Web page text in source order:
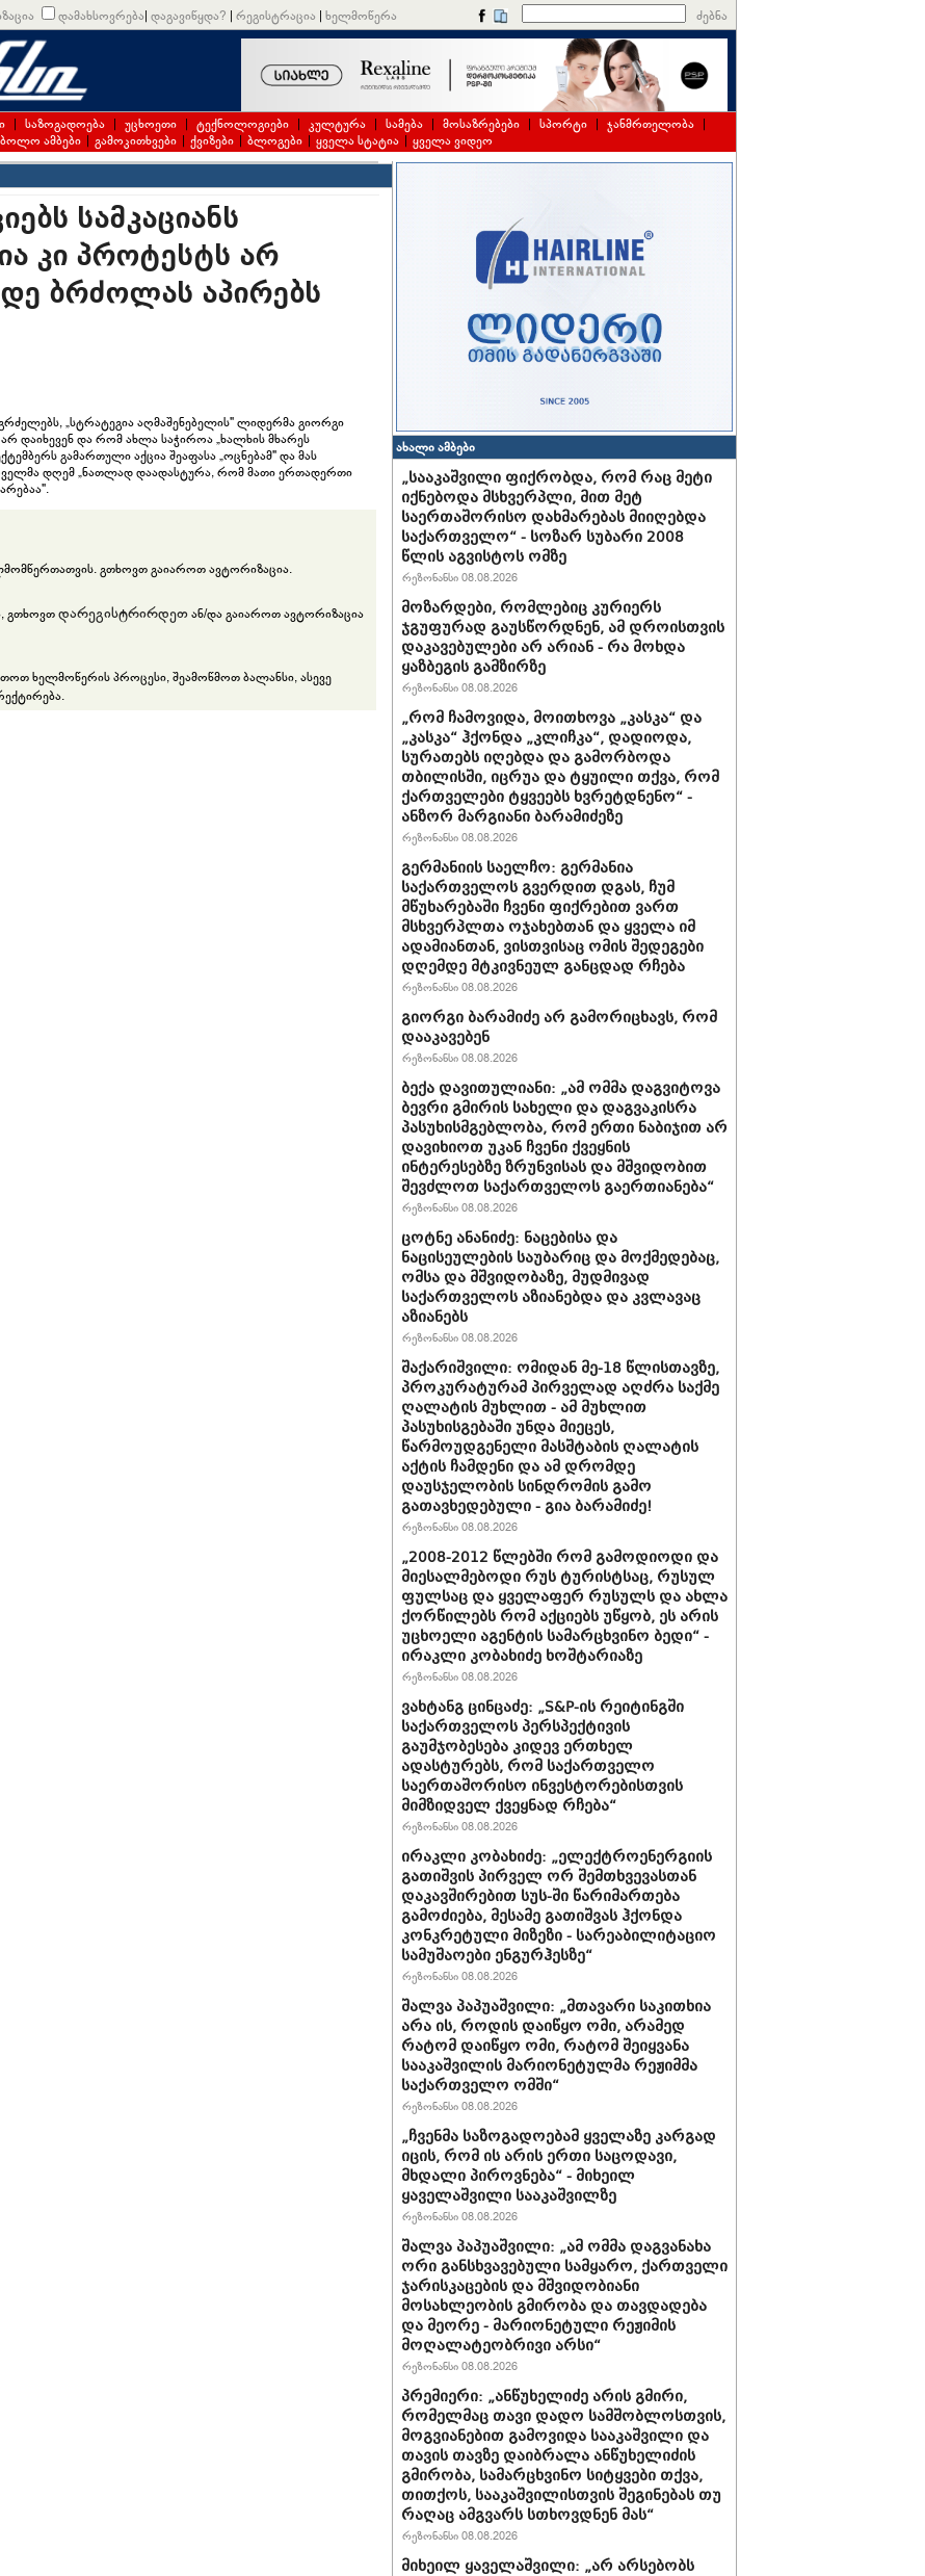
დამახსოვრება| დაგავიწყდა? | რეგისტრაცია | ხელმოწერა ძებნა
| საზოგადოება | უცხოეთი | ტექნოლოგიები | კულტურა | სამება | მოსაზრებები | სპორტი | ჯანმრთელობა |
ბოლო ამბები | გამოკითხვები | ქვიზები | ბლოგები | ყველა სტატია | ყველა ვიდეო
სამკაციანს
კი პროტესტს არ
ბრძოლას აპირებს
„სტრატეგია აღმაშენებელის" ლიდერმა გიორგი
დაიხევენ და რომ ახლა საჭიროა „ხალხის მხარეს
გამართული აქცია შეაფასა „ოცნებამ" და მას
დღემ „ნათლად დაადასტურა, რომ მათი ერთადერთი
გთხოვთ გაიაროთ ავტორიზაცია.
გთხოვთდარეგისტრირდეთან/და გაიაროთ ავტორიზაცია
ხელმოწერის პროცესი, შეამოწმოთ ბალანსი, ასევე
ახალი ამბები
„სააკაშვილი ფიქრობდა, რომ რაც მეტი
იქნებოდა მსხვერპლი, მით მეტ
საერთაშორისო დახმარებას მიიღებდა
საქართველო“ - სოზარ სუბარი 2008
წლის აგვისტოს ომზე
რეზონანსი 08.08.2026
მოზარდები, რომლებიც კურიერს
ჯგუფურად გაუსწორდნენ, ამ დროისთვის
დაკავებულები არ არიან - რა მოხდა
ყაზბეგის გამზირზე
რეზონანსი 08.08.2026
„რომ ჩამოვიდა, მოითხოვა „კასკა“ და
„კასკა“ ჰქონდა „კლიჩკა“, დადიოდა,
სურათებს იღებდა და გამორბოდა
თბილისში, იცრუა და ტყუილი თქვა, რომ
ქართველები ტყვეებს ხვრეტდნენო“ -
ანზორ მარგიანი ბარამიძეზე
რეზონანსი 08.08.2026
გერმანიის საელჩო: გერმანია
საქართველოს გვერდით დგას, ჩუმ
მწუხარებაში ჩვენი ფიქრებით ვართ
მსხვერპლთა ოჯახებთან და ყველა იმ
ადამიანთან, ვისთვისაც ომის შედეგები
დღემდე მტკივნეულ განცდად რჩება
რეზონანსი 08.08.2026
გიორგი ბარამიძე არ გამორიცხავს, რომ
დააკავებენ
რეზონანსი 08.08.2026
ბექა დავითულიანი: „ამ ომმა დაგვიტოვა
ბევრი გმირის სახელი და დაგვაკისრა
პასუხისმგებლობა, რომ ერთი ნაბიჯით არ
დავიხიოთ უკან ჩვენი ქვეყნის
ინტერესებზე ზრუნვისას და მშვიდობით
შევძლოთ საქართველოს გაერთიანება“
რეზონანსი 08.08.2026
ცოტნე ანანიძე: ნაცებისა და
ნაცისეულების საუბარიც და მოქმედებაც,
ომსა და მშვიდობაზე, მუდმივად
საქართველოს აზიანებდა და კვლავაც
აზიანებს
რეზონანსი 08.08.2026
შაქარიშვილი: ომიდან მე-18 წლისთავზე,
პროკურატურამ პირველად აღძრა საქმე
ღალატის მუხლით - ამ მუხლით
პასუხისგებაში უნდა მიეცეს,
წარმოუდგენელი მასშტაბის ღალატის
აქტის ჩამდენი და ამ დრომდე
დაუსჯელობის სინდრომის გამო
გათავხედებული - გია ბარამიძე!
რეზონანსი 08.08.2026
„2008-2012 წლებში რომ გამოდიოდი და
მიესალმებოდი რუს ტურისტსაც, რუსულ
ფულსაც და ყველაფერ რუსულს და ახლა
ქორწილებს რომ აქციებს უწყობ, ეს არის
უცხოელი აგენტის სამარცხვინო ბედი“ -
ირაკლი კობახიძე ხოშტარიაზე
რეზონანსი 08.08.2026
ვახტანგ ცინცაძე: „S&P-ის რეიტინგში
საქართველოს პერსპექტივის
გაუმჯობესება კიდევ ერთხელ
ადასტურებს, რომ საქართველო
საერთაშორისო ინვესტორებისთვის
მიმზიდველ ქვეყნად რჩება“
რეზონანსი 08.08.2026
ირაკლი კობახიძე: „ელექტროენერგიის
გათიშვის პირველ ორ შემთხვევასთან
დაკავშირებით სუს-ში წარიმართება
გამოძიება, მესამე გათიშვას ჰქონდა
კონკრეტული მიზეზი - სარეაბილიტაციო
სამუშაოები ენგურჰესზე“
რეზონანსი 08.08.2026
შალვა პაპუაშვილი: „მთავარი საკითხია
არა ის, როდის დაიწყო ომი, არამედ
რატომ დაიწყო ომი, რატომ შეიყვანა
სააკაშვილის მარიონეტულმა რეჟიმმა
საქართველო ომში“
რეზონანსი 08.08.2026
„ჩვენმა საზოგადოებამ ყველაზე კარგად
იცის, რომ ის არის ერთი საცოდავი,
მხდალი პიროვნება“ - მიხეილ
ყაველაშვილი სააკაშვილზე
რეზონანსი 08.08.2026
შალვა პაპუაშვილი: „ამ ომმა დაგვანახა
ორი განსხვავებული სამყარო, ქართველი
ჯარისკაცების და მშვიდობიანი
მოსახლეობის გმირობა და თავდადება
და მეორე - მარიონეტული რეჟიმის
მოღალატეობრივი არსი“
რეზონანსი 08.08.2026
პრემიერი: „ანწუხელიძე არის გმირი,
რომელმაც თავი დადო სამშობლოსთვის,
მოგვიანებით გამოვიდა სააკაშვილი და
თავის თავზე დაიბრალა ანწუხელიძის
გმირობა, სამარცხვინო სიტყვები თქვა,
თითქოს, სააკაშვილისთვის შეგინებას თუ
რაღაც ამგვარს სთხოვდნენ მას“
რეზონანსი 08.08.2026
მიხეილ ყაველაშვილი: „არ არსებობს